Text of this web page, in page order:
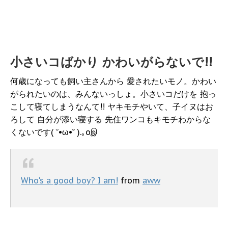
小さいコばかり かわいがらないで!!
何歳になっても飼い主さんから 愛されたいモノ。かわい
がられたいのは、みんないっしょ。小さいコだけを 抱っ
こして寝てしまうなんて!! ヤキモチやいて、子イヌはお
ろして 自分が添い寝する 先住ワンコもキモチわからな
くないです( ˘•ω•˘ ).｡oஇ
Who's a good boy? I am! from aww